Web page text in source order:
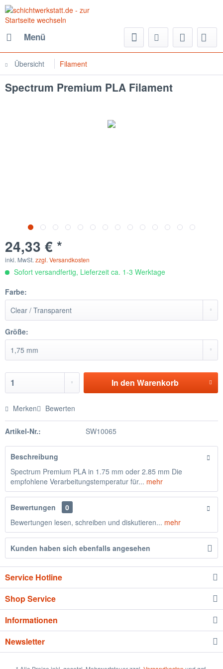
Menü
Übersicht Filament
Spectrum Premium PLA Filament
24,33 € *
inkl. MwSt. zzgl. Versandkosten
Sofort versandfertig, Lieferzeit ca. 1-3 Werktage
Farbe:
Größe:
In den Warenkorb
Merken Bewerten
Artikel-Nr.: SW10065
Beschreibung
Spectrum Premium PLA in 1.75 mm oder 2.85 mm Die
empfohlene Verarbeitungstemperatur für... mehr
Bewertungen
0
Bewertungen lesen, schreiben und diskutieren... mehr
Kunden haben sich ebenfalls angesehen
Service Hotline
Shop Service
Informationen
Newsletter